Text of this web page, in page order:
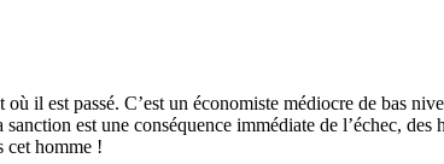
il est passé. C’est un économiste médiocre de bas
est une conséquence immédiate de l’échec,
cet homme !